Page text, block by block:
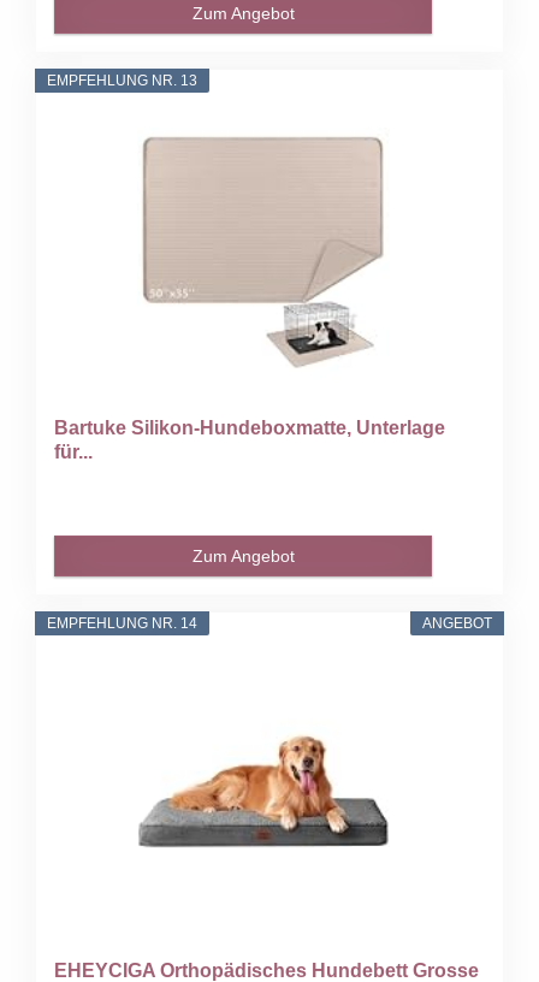
Zum Angebot
EMPFEHLUNG NR. 13
Bartuke Silikon-Hundeboxmatte, Unterlage
für...
Zum Angebot
ANGEBOT
EMPFEHLUNG NR. 14
EHEYCIGA Orthopädisches Hundebett Grosse